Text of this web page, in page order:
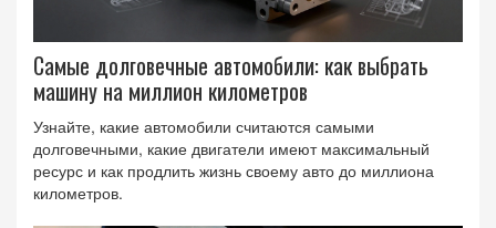
Самые долговечные автомобили: как выбрать
машину на миллион километров
Узнайте, какие автомобили считаются самыми
долговечными, какие двигатели имеют максимальный
ресурс и как продлить жизнь своему авто до миллиона
километров.